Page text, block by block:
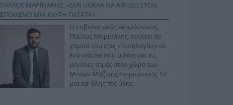
ΠΑΥΛΟΣ ΜΑΡΙΝΑΚΗΣ: «ΔΕΝ ΗΘΕΛΑ ΝΑ ΑΦΗΣΩ ΣΤΟΝ
ΕΠΟΜΕΝΟ ΜΙΑ ΚΑΥΤΗ ΠΑΤΑΤΑ»
Ο κυβερνητικός εκπρόσωπος,
Παύλος Μαρινάκης, ανοίγει τα
χαρτιά του στις «Τυπολογίες» σε
ένα vidcast που μιλάει για τις
μεγάλες τομές στον χώρο των
Μέσων Μαζικής Ενημέρωσης. Σε
μια εφ’ όλης της ύλης